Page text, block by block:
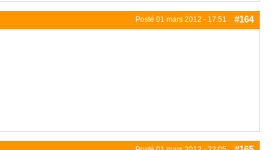
Posté 01 mars 2012 - 17:51 #164